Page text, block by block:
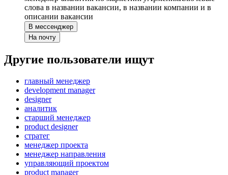
слова в названии вакансии, в названии компании и в
описании вакансии
В мессенджер
На почту
Другие пользователи ищут
главный менеджер
development manager
designer
аналитик
старший менеджер
product designer
стратег
менеджер проекта
менеджер направления
управляющий проектом
product manager